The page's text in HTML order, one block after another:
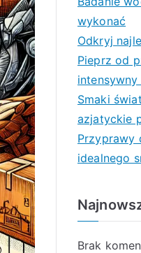
wykonać
Odkryj
Pieprz od
Smaki
azjatyckie
Przyprawy
idealnego
Brak